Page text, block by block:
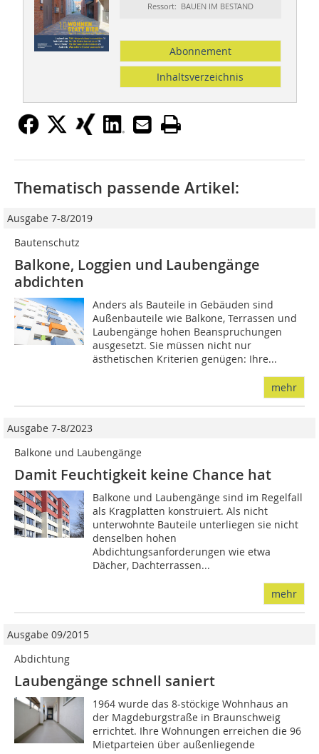
Ressort: BAUEN IM BESTAND
Abonnement
Inhaltsverzeichnis
Thematisch passende Artikel:
Ausgabe 7-8/2019
Bautenschutz
Balkone, Loggien und Laubengänge
abdichten
Anders als Bauteile in Gebäuden sind
Außenbauteile wie Balkone, Terrassen und
Laubengänge hohen Beanspruchungen
ausgesetzt. Sie müssen nicht nur
ästhetischen Kriterien genügen: Ihre...
mehr
Ausgabe 7-8/2023
Balkone und Laubengänge
Damit Feuchtigkeit keine Chance hat
Balkone und Laubengänge sind im Regelfall
als Kragplatten konstruiert. Als nicht
unterwohnte Bauteile unterliegen sie nicht
denselben hohen
Abdichtungsanforderungen wie etwa
Dächer, Dachterrassen...
mehr
Ausgabe 09/2015
Abdichtung
Laubengänge schnell saniert
1964 wurde das 8-stöckige Wohnhaus an
der Magdeburgstraße in Braunschweig
errichtet. Ihre Wohnungen erreichen die 96
Mietparteien über außenliegende